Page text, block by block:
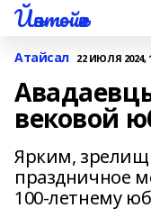
Йәнтөйәк
Атайсал 22 ИЮЛЯ 2024,
вековой
Ярким,
праздничное
100-летнему